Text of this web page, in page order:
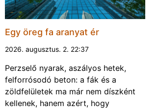
Egy öreg fa aranyat ér
2026. augusztus. 2. 22:37
Perzselő nyarak, aszályos hetek,
felforrósodó beton: a fák és a
zöldfelületek ma már nem díszként
kellenek, hanem azért, hogy